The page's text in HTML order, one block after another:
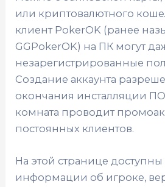
или криптовалютного
клиент PokerOK (ранее
GGPokerOK) на ПК могут
незарегистрированные
Создание аккаунта
окончания инсталляции
комната проводит
постоянных клиентов.
На этой странице
информации об игроке,